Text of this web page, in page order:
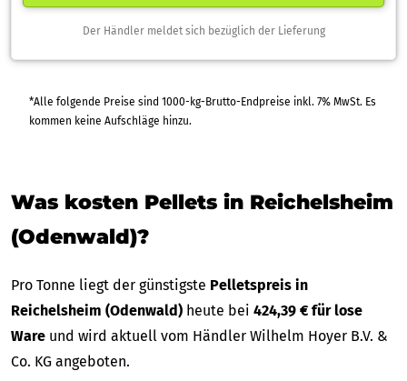
Der Händler meldet sich bezüglich der Lieferung
*Alle folgende Preise sind 1000-kg-Brutto-Endpreise inkl. 7% MwSt. Es
kommen keine Aufschläge hinzu.
Was kosten Pellets in Reichelsheim
(Odenwald)?
Pro Tonne liegt der günstigste Pelletspreis in
Reichelsheim (Odenwald) heute bei 424,39 € für lose
Ware und wird aktuell vom Händler Wilhelm Hoyer B.V. &
Co. KG angeboten.